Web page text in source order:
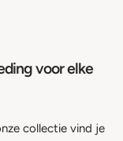
voor elke
collectie vind je